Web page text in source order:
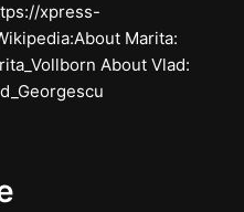
xpress-
Marita:
About Vlad: